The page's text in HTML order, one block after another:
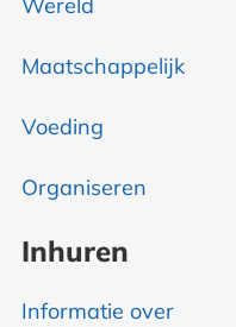
Maatschappelijk
Voeding
Organiseren
Inhuren
Informatie over